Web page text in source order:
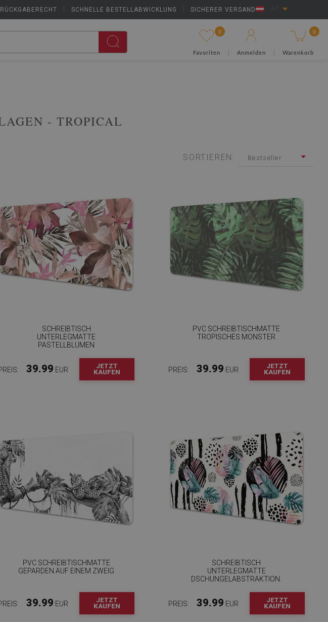
SCHNELLE BESTELLABWICKLUNG SICHERER VERSAND
0
Favoriten Anmelden
0
Warenkorb
- TROPICAL
SORTIEREN: Bestseller
SCHREIBTISCH
UNTERLEGMATTE
PASTELLBLUMEN
39.99 EUR
JETZT
KAUFEN
PVC SCHREIBTISCHMATTE
TROPISCHES MONSTER
PREIS: 39.99 EUR
JETZT
KAUFEN
PVC SCHREIBTISCHMATTE
GEPARDEN AUF EINEM ZWEIG
39.99 EUR
JETZT
KAUFEN
SCHREIBTISCH
UNTERLEGMATTE
DSCHUNGELABSTRAKTION.
PREIS: 39.99 EUR
JETZT
KAUFEN